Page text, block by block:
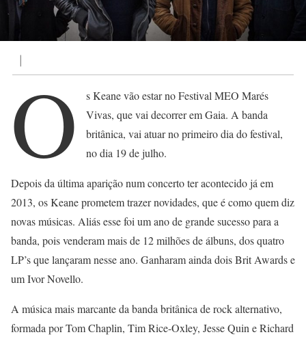
O
s Keane vão estar no Festival MEO Marés
Vivas, que vai decorrer em Gaia. A banda
britânica, vai atuar no primeiro dia do festival,
no dia 19 de julho.
Depois da última aparição num concerto ter acontecido já em
2013, os Keane prometem trazer novidades, que é como quem diz
novas músicas. Aliás esse foi um ano de grande sucesso para a
banda, pois venderam mais de 12 milhões de álbuns, dos quatro
LP’s que lançaram nesse ano. Ganharam ainda dois Brit Awards e
um Ivor Novello.
A música mais marcante da banda britânica de rock alternativo,
formada por Tom Chaplin, Tim Rice-Oxley, Jesse Quin e Richard